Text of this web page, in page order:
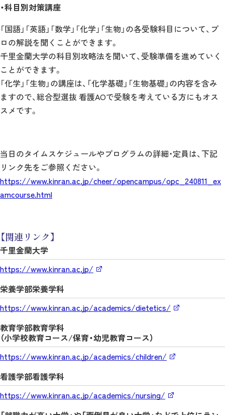
・科目別対策講座
「国語」「英語」「数学」「化学」「生物」の各受験科目について、プ
ロの解説を聞くことができます。
千里金蘭大学の科目別攻略法を聞いて、受験準備を進めていく
ことができます。
「化学」「生物」の講座は、「化学基礎」「生物基礎」の内容を含み
ますので、総合型選抜 看護AOで受験を考えている方にもオス
スメです。
当日のタイムスケジュールやプログラムの詳細・定員は、下記
リンク先をご参照ください。
https://www.kinran.ac.jp/cheer/opencampus/opc_240811_ex
amcourse.html
【関連リンク】
千里金蘭大学
https://www.kinran.ac.jp/
栄養学部栄養学科
https://www.kinran.ac.jp/academics/dietetics/
教育学部教育学科
（小学校教育コース/保育・幼児教育コース）
https://www.kinran.ac.jp/academics/children/
看護学部看護学科
https://www.kinran.ac.jp/academics/nursing/